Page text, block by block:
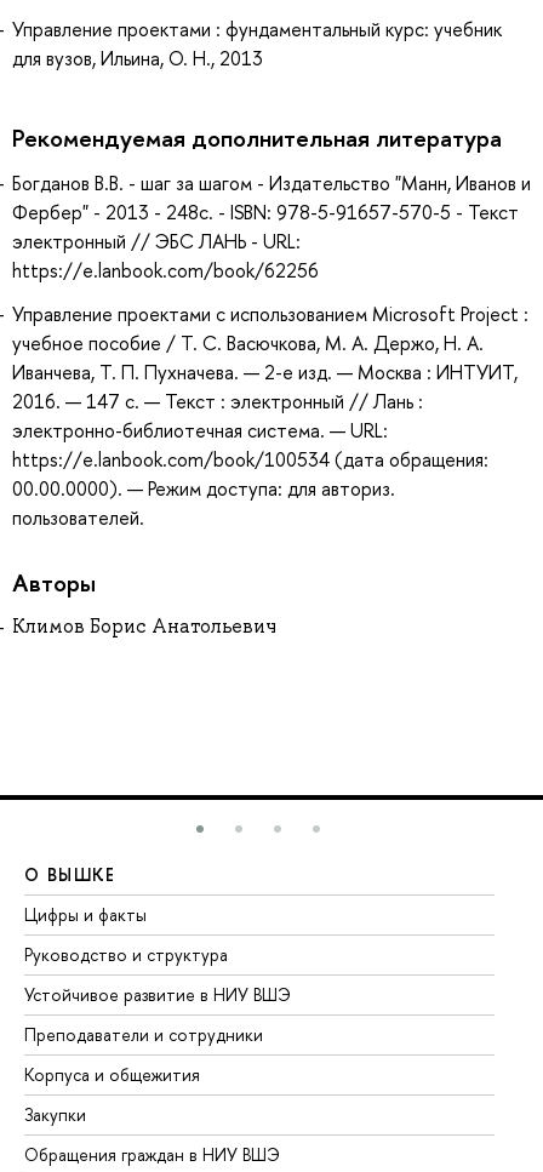
Управление проектами : фундаментальный курс: учебник
для вузов, Ильина, О. Н., 2013
Рекомендуемая дополнительная литература
Богданов В.В. - шаг за шагом - Издательство "Манн, Иванов и
Фербер" - 2013 - 248с. - ISBN: 978-5-91657-570-5 - Текст
электронный // ЭБС ЛАНЬ - URL:
https://e.lanbook.com/book/62256
Управление проектами с использованием Microsoft Project :
учебное пособие / Т. С. Васючкова, М. А. Держо, Н. А.
Иванчева, Т. П. Пухначева. — 2-е изд. — Москва : ИНТУИТ,
2016. — 147 с. — Текст : электронный // Лань :
электронно-библиотечная система. — URL:
https://e.lanbook.com/book/100534 (дата обращения:
00.00.0000). — Режим доступа: для авториз.
пользователей.
Авторы
Климов Борис Анатольевич
О ВЫШКЕ
Цифры и факты
Руководство и структура
Устойчивое развитие в НИУ ВШЭ
Преподаватели и сотрудники
Корпуса и общежития
Закупки
Обращения граждан в НИУ ВШЭ